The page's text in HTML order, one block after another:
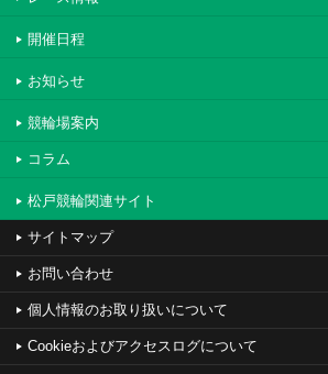
開催日程
お知らせ
競輪場案内
コラム
松戸競輪関連サイト
サイトマップ
お問い合わせ
個人情報のお取り扱いについて
Cookieおよびアクセスログについて